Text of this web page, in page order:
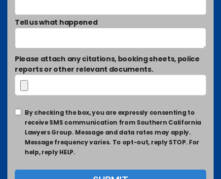
Tell us what happened
Please attach any citations, booking sheets, police
reports or other relevant documents.
By checking the box, you are expressly consenting to
receive SMS communication from Southern California
Lawyers Group. Message and data rates may apply.
Message frequency varies. To opt-out, reply STOP. For
help, reply HELP.